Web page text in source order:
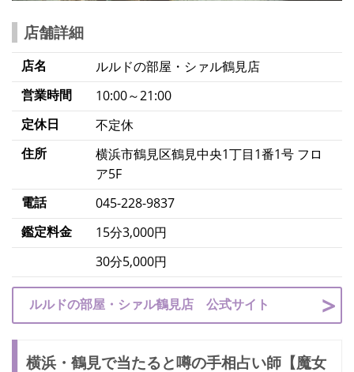
店舗詳細
店名
ルルドの部屋・シァル鶴見店
営業時間
10:00～21:00
定休日
不定休
住所
横浜市鶴見区鶴見中央1丁目1番1号 フロ
ア5F
電話
045-228-9837
鑑定料金
15分3,000円
30分5,000円
ルルドの部屋・シァル鶴見店 公式サイト
横浜・鶴見で当たると噂の手相占い師【魔女